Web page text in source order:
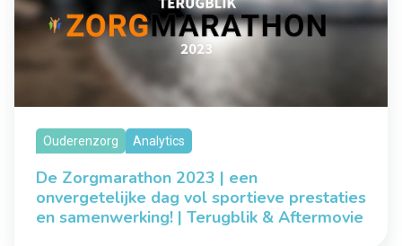
Ouderenzorg Analytics
De Zorgmarathon 2023 | een
onvergetelijke dag vol sportieve prestaties
en samenwerking! | Terugblik & Aftermovie